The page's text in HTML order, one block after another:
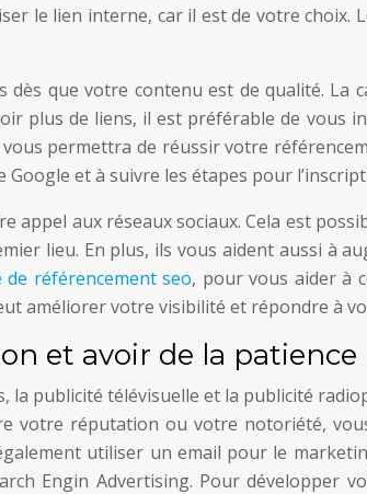
le lien interne, car il est de votre choix.
dès que votre contenu est de qualité. La
plus de liens, il est préférable de vous
vous permettra de réussir votre
Google et à suivre les étapes pour
appel aux réseaux sociaux. Cela est
lieu. En plus, ils vous aident aussi à
référencement seo, pour vous aider à
améliorer votre visibilité et répondre à
et avoir de la patience
la publicité télévisuelle et la publicité
votre réputation ou votre notoriété,
utiliser un email pour le
Engin Advertising. Pour développer